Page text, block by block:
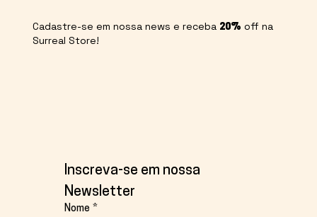
Cadastre-se em nossa news e receba 20% off na
Surreal Store!
Inscreva-se em nossa
Newsletter
Nome *